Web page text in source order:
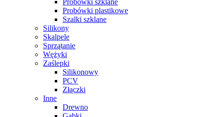
Probówki szklane
Probówki plastikowe
Szalki szklane
Silikony
Skalpele
Sprzątanie
Wężyki
Zaślepki
Silikonowy
PCV
Złączki
Inne
Drewno